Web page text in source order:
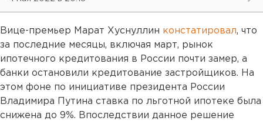
Вице-премьер Марат Хуснуллин констатировал, что
за последние месяцы, включая март, рынок
ипотечного кредитования в России почти замер, а
банки остановили кредитование застройщиков. На
этом фоне по инициативе президента России
Владимира Путина ставка по льготной ипотеке была
снижена до 9%. Впоследствии данное решение